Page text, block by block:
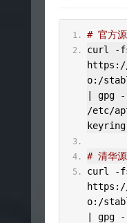
# 官方源
curl
-
https
o:/
gpg
/etc/
keyring
# 清华源
curl
-
https
o:/
gpg